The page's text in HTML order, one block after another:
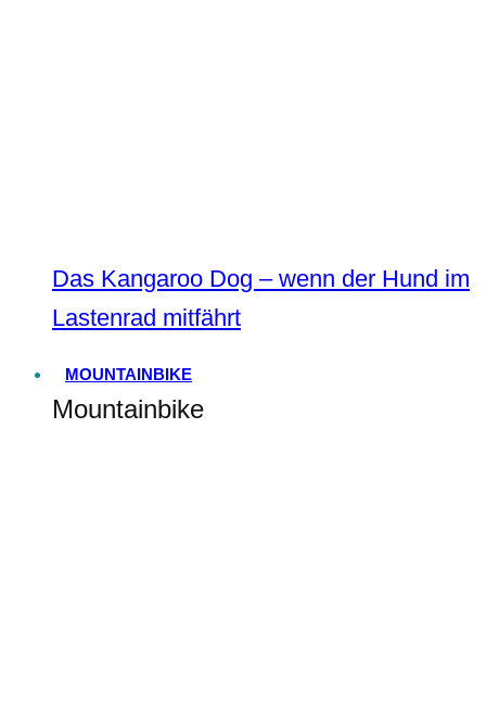
Das Kangaroo Dog – wenn der Hund im
Lastenrad mitfährt
MOUNTAINBIKE
Mountainbike